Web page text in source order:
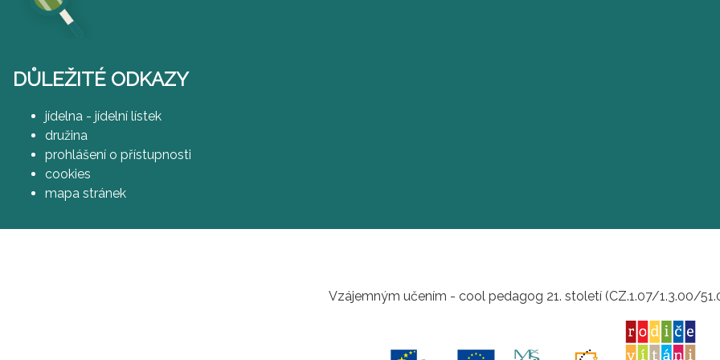
DŮLEŽITÉ ODKAZY
jídelna - jídelní lístek
družina
prohlášení o přístupnosti
cookies
mapa stránek
Vzájemným učením - cool pedagog 21. století (CZ.1.07/1.3.00/